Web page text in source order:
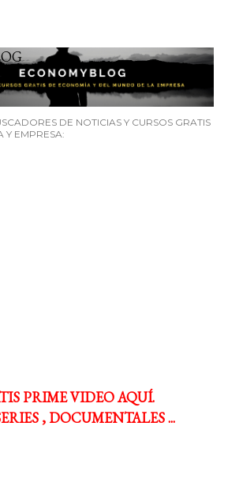
sobre economía y el mundo de la
DE NOTICIAS Y CURSOS GRATIS
Y EMPRESA:
PRIME VIDEO AQUÍ.
, DOCUMENTALES ...